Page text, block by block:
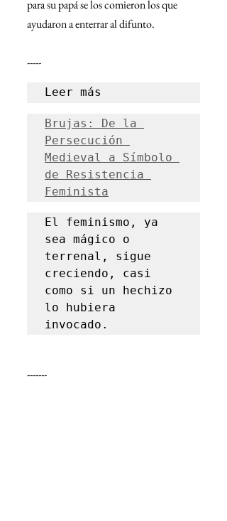
para su papá se los comieron los que
ayudaron a enterrar al difunto.
-----
Leer más
Brujas: De la
Persecución
Medieval a Símbolo
de Resistencia
Feminista
El feminismo, ya
sea mágico o
terrenal, sigue
creciendo, casi
como si un hechizo
lo hubiera
invocado.
-------